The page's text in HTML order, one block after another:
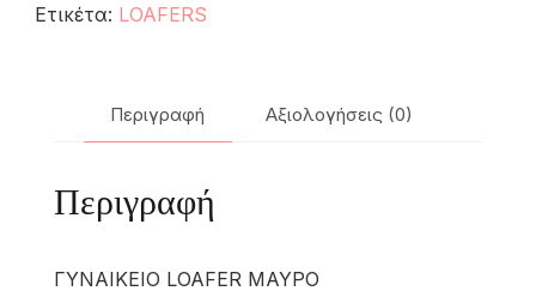
Ετικέτα: LOAFERS
Περιγραφή Αξιολογήσεις (0)
Περιγραφή
ΓΥΝΑΙΚΕΙΟ LOAFER ΜΑΥΡΟ